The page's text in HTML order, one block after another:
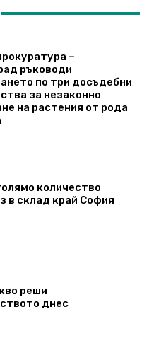
–
ръководи
по три досъдебни
за незаконно
на растения от рода
количество
в склад край София
реши
днес